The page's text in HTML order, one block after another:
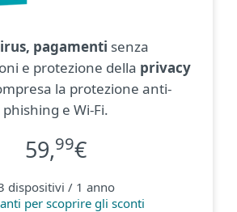
pagamenti senza
e protezione della privacy
la protezione anti-
phishing e Wi-Fi.
59,99€
dispositivi / 1 anno
per scoprire gli sconti